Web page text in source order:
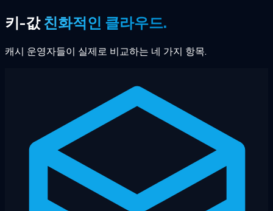
키-값친화적인 클라우드.
캐시 운영자들이 실제로 비교하는 네 가지 항목.